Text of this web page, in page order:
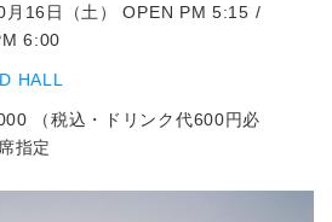
月16日（土） OPEN PM 5:15 /
6:00
HALL
（税込・ドリンク代600円必
指定